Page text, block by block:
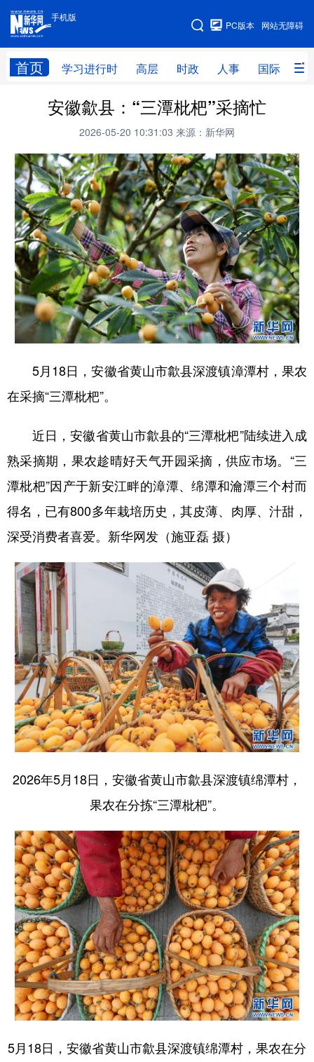
手机版
网站无障碍
PC版本
首页 学习进行时 高层 时政 人事 国际 财
手机版
网站地图
学习进行时 高层 时政 人事
财经 网评
台湾 思客智库 全球连线 教育
科技 科创 量子 体育
文化 书画 健康 军事
访谈 视频 图片 政务
法律 中央文件 金融 汽车
食品 人居 信息化 数字经济
学术中国 乡村振兴 银龄 溯源中国
城市 旅游 能源 会展
彩票
公益 一带一路 亚太网 上市公司
文化产业
地方频道
北京 天津 河北
辽宁 吉林 上海
浙江 福建 江西
山东 河南 湖北 湖南
广东 广西 海南 重庆
四川 贵州 云南 西藏
陕西 甘肃 青海 宁夏
新疆 内蒙古 黑龙江
English Español Français عربى
Русский язык 日本語 한국어
Deutsch Português
安徽歙县：“三潭枇杷”采摘忙
2026-05-20 10:31:03 来源：新华网
5月18日，安徽省黄山市歙县深渡镇漳潭村，果农
在采摘“三潭枇杷”。
近日，安徽省黄山市歙县的“三潭枇杷”陆续进入成
熟采摘期，果农趁晴好天气开园采摘，供应市场。“三
潭枇杷”因产于新安江畔的漳潭、绵潭和瀹潭三个村而
得名，已有800多年栽培历史，其皮薄、肉厚、汁甜，
深受消费者喜爱。新华网发（施亚磊 摄）
2026年5月18日，安徽省黄山市歙县深渡镇绵潭村，
果农在分拣“三潭枇杷”。
5月18日，安徽省黄山市歙县深渡镇绵潭村，果农在分